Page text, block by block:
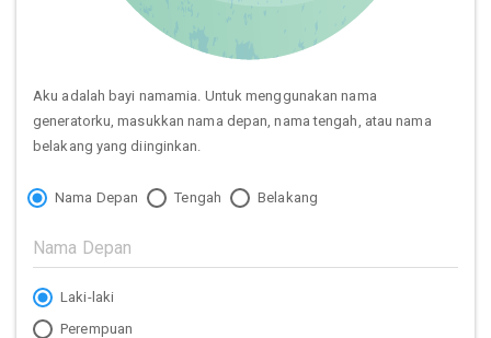
Aku adalah bayi namamia. Untuk menggunakan nama
generatorku, masukkan nama depan, nama tengah, atau nama
belakang yang diinginkan.
Nama Depan Tengah Belakang
Laki-laki
Perempuan